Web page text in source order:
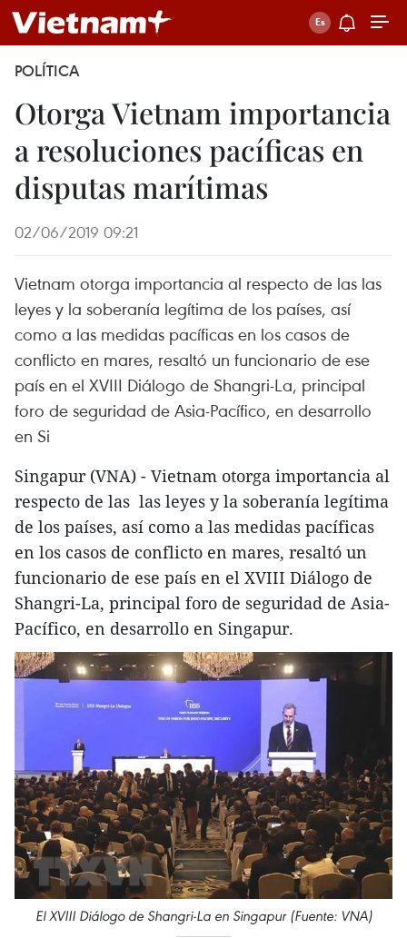
POLÍTICA
Otorga Vietnam importancia
a resoluciones pacíficas en
disputas marítimas
02/06/2019 09:21
Vietnam otorga importancia al respecto de las las
leyes y la soberanía legítima de los países, así
como a las medidas pacíficas en los casos de
conflicto en mares, resaltó un funcionario de ese
país en el XVIII Diálogo de Shangri-La, principal
foro de seguridad de Asia-Pacífico, en desarrollo
en Si
Singapur (VNA) - Vietnam otorga importancia al
respecto de las las leyes y la soberanía legítima
de los países, así como a las medidas pacíficas
en los casos de conflicto en mares, resaltó un
funcionario de ese país en el XVIII Diálogo de
Shangri-La, principal foro de seguridad de Asia-
Pacífico, en desarrollo en Singapur.
El XVIII Diálogo de Shangri-La en Singapur (Fuente: VNA)